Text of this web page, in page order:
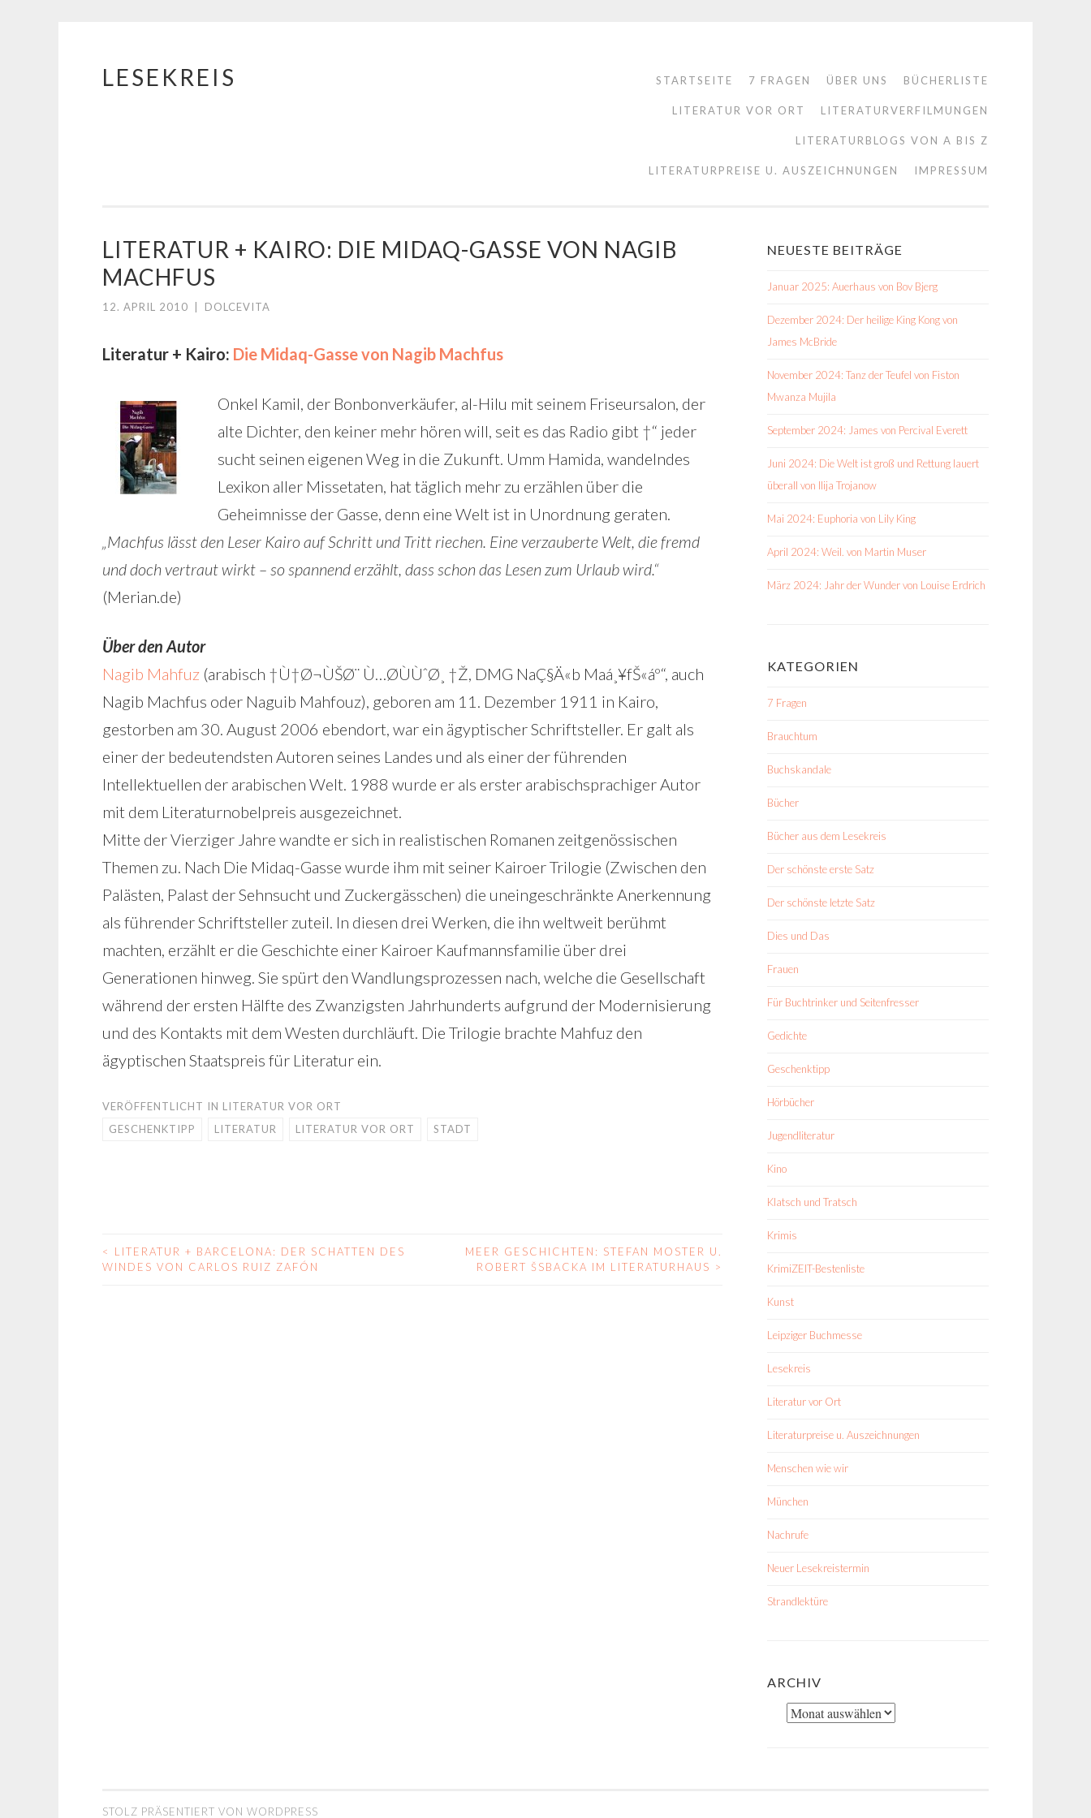
Springe
LESEKREIS STARTSEITE 7 FRAGEN ÜBER UNS BÜCHERLISTE
LITERATUR VOR ORT LITERATURVERFILMUNGEN
LITERATURBLOGS VON A BIS Z
LITERATURPREISE U. AUSZEICHNUNGEN IMPRESSUM
LITERATUR + KAIRO: DIE MIDAQ-GASSE VON NAGIB
MACHFUS
12. APRIL 2010 DOLCEVITA
Literatur + Kairo: Die Midaq-Gasse von Nagib Machfus
Onkel Kamil, der Bonbonverkäufer, al-Hilu mit seinem Friseursalon, der
alte Dichter, den keiner mehr hören will, seit es das Radio gibt †“ jeder
sucht seinen eigenen Weg in die Zukunft. Umm Hamida, wandelndes
Lexikon aller Missetaten, hat täglich mehr zu erzählen über die
Geheimnisse der Gasse, denn eine Welt ist in Unordnung geraten.
„Machfus lässt den Leser Kairo auf Schritt und Tritt riechen. Eine verzauberte Welt, die fremd
und doch vertraut wirkt – so spannend erzählt, dass schon das Lesen zum Urlaub wird.“
(Merian.de)
Über den Autor
Nagib Mahfuz (arabisch †Ù†Ø¬ÙŠØ¨ Ù…Ø­ÙÙˆØ¸ †Ž, DMG NaÇ§Ä«b Maá¸¥fŠ«áº“, auch
Nagib Machfus oder Naguib Mahfouz), geboren am 11. Dezember 1911 in Kairo,
gestorben am 30. August 2006 ebendort, war ein ägyptischer Schriftsteller. Er galt als
einer der bedeutendsten Autoren seines Landes und als einer der führenden
Intellektuellen der arabischen Welt. 1988 wurde er als erster arabischsprachiger Autor
mit dem Literaturnobelpreis ausgezeichnet.
Mitte der Vierziger Jahre wandte er sich in realistischen Romanen zeitgenössischen
Themen zu. Nach Die Midaq-Gasse wurde ihm mit seiner Kairoer Trilogie (Zwischen den
Palästen, Palast der Sehnsucht und Zuckergässchen) die uneingeschränkte Anerkennung
als führender Schriftsteller zuteil. In diesen drei Werken, die ihn weltweit berühmt
machten, erzählt er die Geschichte einer Kairoer Kaufmannsfamilie über drei
Generationen hinweg. Sie spürt den Wandlungsprozessen nach, welche die Gesellschaft
während der ersten Hälfte des Zwanzigsten Jahrhunderts aufgrund der Modernisierung
und des Kontakts mit dem Westen durchläuft. Die Trilogie brachte Mahfuz den
ägyptischen Staatspreis für Literatur ein.
VERÖFFENTLICHT IN LITERATUR VOR ORT
GESCHENKTIPP
LITERATUR LITERATUR VOR ORT STADT
BEITRAGS-
<
LITERATUR + BARCELONA: DER SCHATTEN DES
WINDES VON CARLOS RUIZ ZAFÓN
MEER GESCHICHTEN: STEFAN MOSTER U.
ROBERT ŠSBACKA IM LITERATURHAUS >
NEUESTE BEITRÄGE
Januar 2025: Auerhaus von Bov Bjerg
Dezember 2024: Der heilige King Kong von
James McBride
November 2024: Tanz der Teufel von Fiston
Mwanza Mujila
September 2024: James von Percival Everett
Juni 2024: Die Welt ist groß und Rettung lauert
überall von Ilija Trojanow
Mai 2024: Euphoria von Lily King
April 2024: Weil. von Martin Muser
März 2024: Jahr der Wunder von Louise Erdrich
KATEGORIEN
7 Fragen
Brauchtum
Buchskandale
Bücher
Bücher aus dem Lesekreis
Der schönste erste Satz
Der schönste letzte Satz
Dies und Das
Frauen
Für Buchtrinker und Seitenfresser
Gedichte
Geschenktipp
Hörbücher
Jugendliteratur
Kino
Klatsch und Tratsch
Krimis
KrimiZEIT-Bestenliste
Kunst
Leipziger Buchmesse
Lesekreis
Literatur vor Ort
Literaturpreise u. Auszeichnungen
Menschen wie wir
München
Nachrufe
Neuer Lesekreistermin
Strandlektüre
ARCHIV
Archiv
STOLZ PRÄSENTIERT VON WORDPRESS